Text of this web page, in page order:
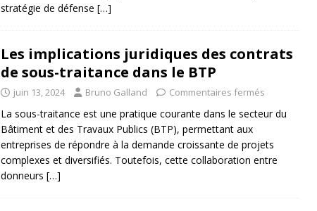
stratégie de défense […]
Les implications juridiques des contrats
de sous-traitance dans le BTP
juin 13, 2024 Bruno Galland Commentaires fermés
La sous-traitance est une pratique courante dans le secteur du
Bâtiment et des Travaux Publics (BTP), permettant aux
entreprises de répondre à la demande croissante de projets
complexes et diversifiés. Toutefois, cette collaboration entre
donneurs […]